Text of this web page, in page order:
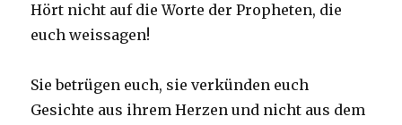
Hört nicht auf die Worte der Propheten, die
euch weissagen!
Sie betrügen euch, sie verkünden euch
Gesichte aus ihrem Herzen und nicht aus dem